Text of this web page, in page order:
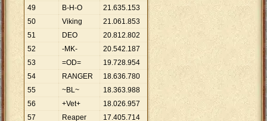
49
B-H-O 21.635.153
50
Viking 21.061.853
51
DEO 20.812.802
52
-MK- 20.542.187
53
=OD= 19.728.954
54
RANGER 18.636.780
55
~BL~ 18.363.988
56
+Vet+ 18.026.957
57
Reaper 17.405.714